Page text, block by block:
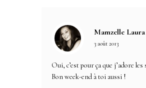
Mamzelle Laura
3 août 2013
Oui, c’est pour ça que j’adore les
Bon week-end à toi aussi !